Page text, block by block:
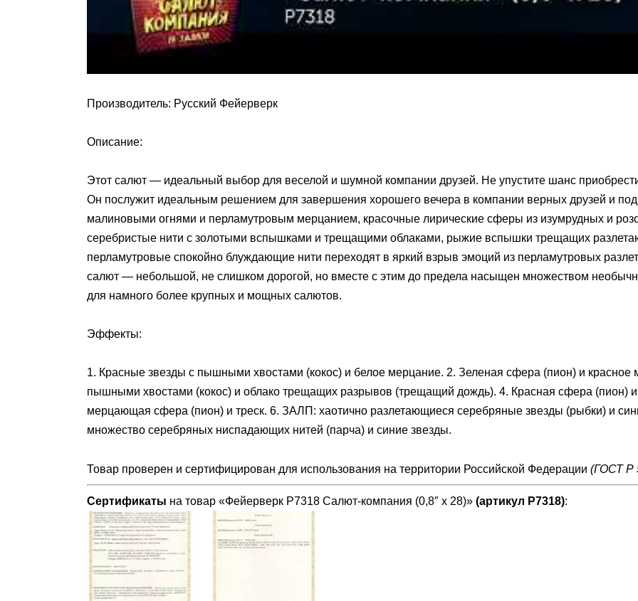
Производитель: Русский Фейерверк
Описание:
Этот салют — идеальный выбор для веселой и шумной компании друзей. Не упустите шанс
Он послужит идеальным решением для завершения хорошего вечера в компании верных друзей и
малиновыми огнями и перламутровым мерцанием, красочные лирические сферы из изумрудных и
серебристые нити с золотыми вспышками и трещащими облаками, рыжие вспышки трещащих
перламутровые спокойно блуждающие нити переходят в яркий взрыв эмоций из перламутровых
салют — небольшой, не слишком дорогой, но вместе с этим до предела насыщен множеством
для намного более крупных и мощных салютов.
Эффекты:
1. Красные звезды с пышными хвостами (кокос) и белое мерцание. 2. Зеленая сфера (пион) и
пышными хвостами (кокос) и облако трещащих разрывов (трещащий дождь). 4. Красная сфера (пион)
мерцающая сфера (пион) и треск. 6. ЗАЛП: хаотично разлетающиеся серебряные звезды (рыбки) и
множество серебряных ниспадающих нитей (парча) и синие звезды.
Товар проверен и сертифицирован для использования на территории Российской Федерации (ГОСТ Р
Сертификаты на товар «Фейерверк Р7318 Салют-компания (0,8″ х 28)» (артикул Р7318):